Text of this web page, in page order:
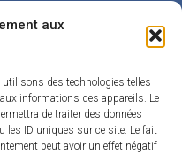
aux
utilisons des technologies telles
informations des appareils. Le
de traiter des données
les ID uniques sur ce site. Le fait
peut avoir un effet négatif